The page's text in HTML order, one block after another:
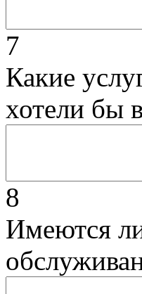
7
Какие
хотели бы
8
Имеются